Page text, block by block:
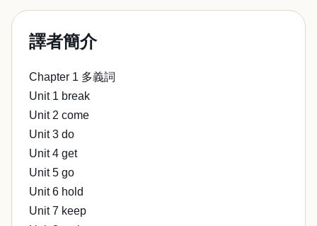
譯者簡介
Chapter 1 多義詞
Unit 1 break
Unit 2 come
Unit 3 do
Unit 4 get
Unit 5 go
Unit 6 hold
Unit 7 keep